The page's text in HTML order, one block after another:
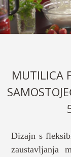
MUTILICA
Dizajn s
zaustavljanja